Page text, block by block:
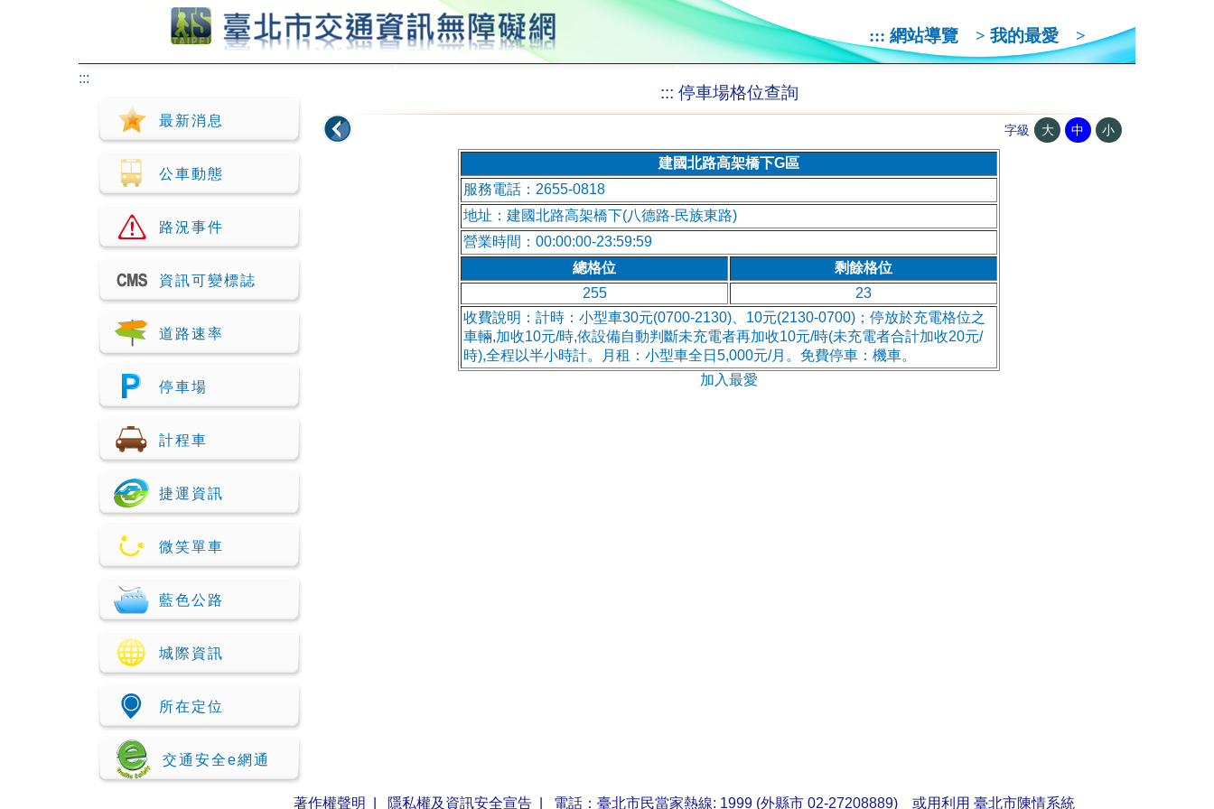
::: 網站導覽 > 我的最愛 >
:::
最新消息
公車動態
路況事件
資訊可變標誌
道路速率
停車場
計程車
捷運資訊
微笑單車
藍色公路
城際資訊
所在定位
交通安全e網通
::: 停車場格位查詢
字級 大 中 小
建國北路高架橋下G區
服務電話：2655-0818
地址：建國北路高架橋下(八德路-民族東路)
營業時間：00:00:00-23:59:59
總格位
剩餘格位
255
23
收費說明：計時：小型車30元(0700-2130)、10元(2130-0700)；停放於充電格位之
車輛,加收10元/時,依設備自動判斷未充電者再加收10元/時(未充電者合計加收20元/
時),全程以半小時計。月租：小型車全日5,000元/月。免費停車：機車。
加入最愛
著作權聲明 隱私權及資訊安全宣告| 電話：臺北市民當家熱線: 1999 (外縣市 02-27208889) 或用利用 臺北市陳情系統